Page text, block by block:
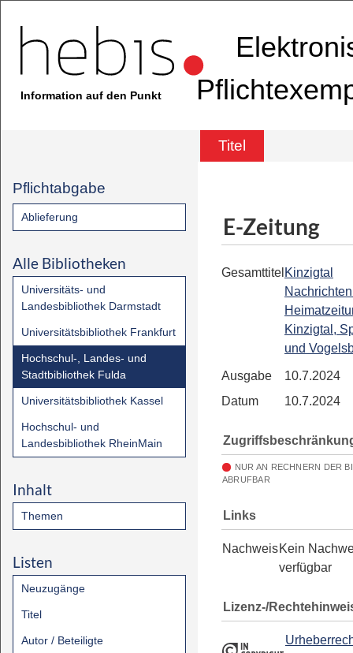
Information auf den Punkt
Titel
Pflichtabgabe
Ablieferung
Alle Bibliotheken
Universitäts- und
Landesbibliothek Darmstadt
Universitätsbibliothek Frankfurt
Hochschul-, Landes- und
Stadtbibliothek Fulda
Universitätsbibliothek Kassel
Hochschul- und
Landesbibliothek RheinMain
Inhalt
Themen
Listen
Neuzugänge
Titel
Autor / Beteiligte
E-Zeitung
Gesamttitel Kinzigtal
Kinzigtal,
und
Ausgabe
10.7.2024
Datum
10.7.2024
NUR AN RECHNERN DER
ABRUFBAR
Links
NachweisKein
verfügbar
Lizenz-/